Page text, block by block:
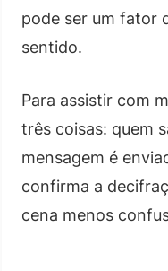
pode ser um fator
sentido.
Para assistir com
três coisas: quem
mensagem é
confirma a
cena menos